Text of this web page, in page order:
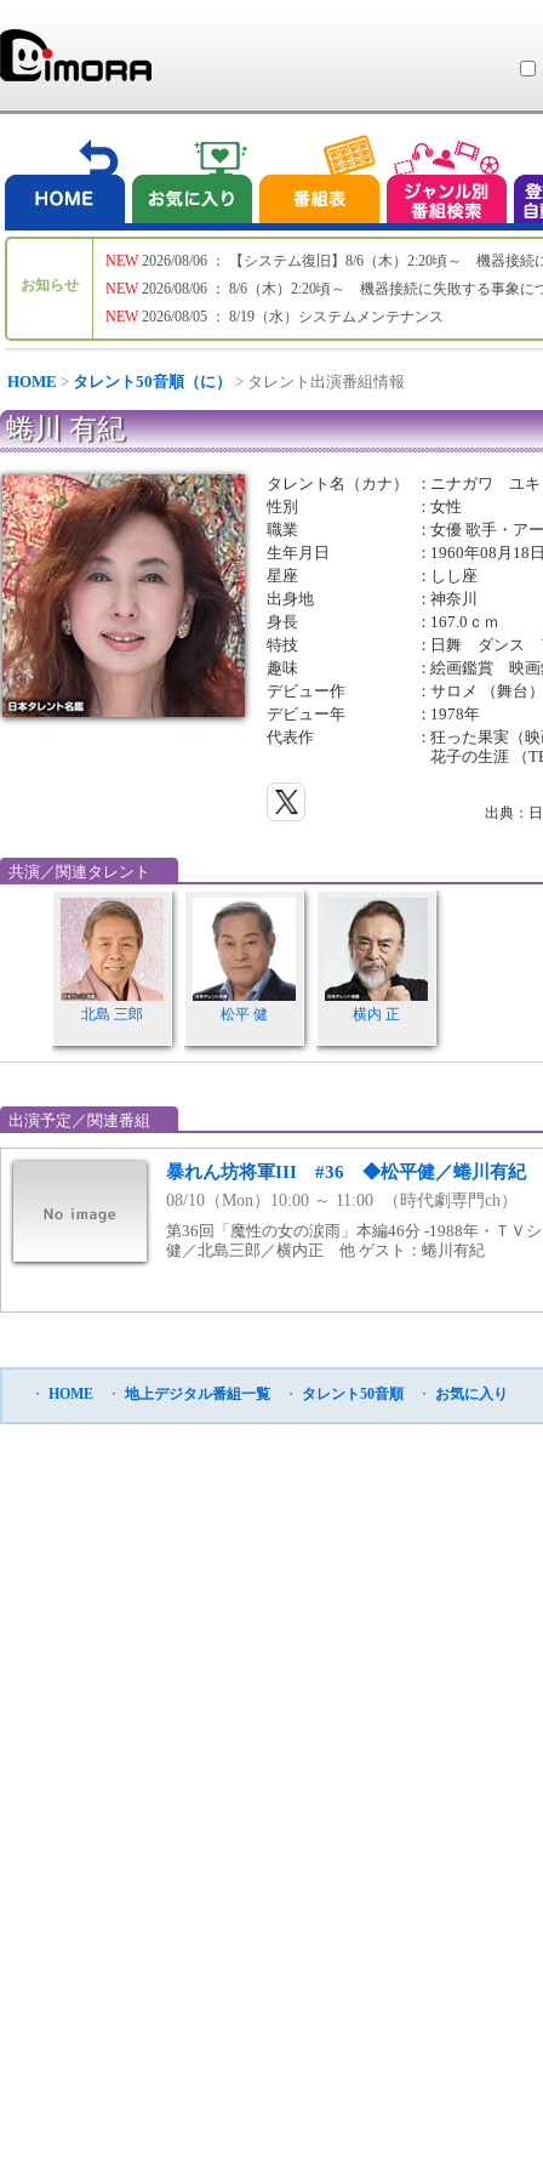
お知らせ
NEW
NEW
NEW
2026/08/06 ： 【システム復旧】8/6（木）2:20頃～ 機器接続
2026/08/06 ： 8/6（木）2:20頃～ 機器接続に失敗する事象に
2026/08/05 ： 8/19（水）システムメンテナンス
HOME > タレント50音順（に） > タレント出演番組情報
蜷川 有紀
タレント名（カナ） ： ニナガワ ユキ
性別
：女性
職業
：女優 歌手・ア
生年月日
： 1960年08月18
星座
： しし座
出身地
：神奈川
身長
： 167.0ｃｍ
特技
： 日舞 ダンス
趣味
：絵画鑑賞 映
デビュー作
：サロメ （舞台）
デビュー年
： 1978年
代表作
：狂った果実（
花子の生涯 （
出典：
共演／関連タレント
北島 三郎 松平 健 横内 正
出演予定／関連番組
暴れん坊将軍III #36 ◆松平健／蜷川有紀
08/10（Mon）10:00 ～ 11:00 （時代劇専門ch）
第36回「魔性の女の涙雨」本編46分 -1988年・ＴＶ
健／北島三郎／横内正 他 ゲスト：蜷川有紀
・ HOME ・ 地上デジタル番組一覧 ・ タレント50音順 ・ お気に入り